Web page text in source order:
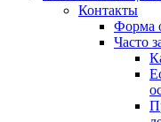
Контакты
Форма
Часто